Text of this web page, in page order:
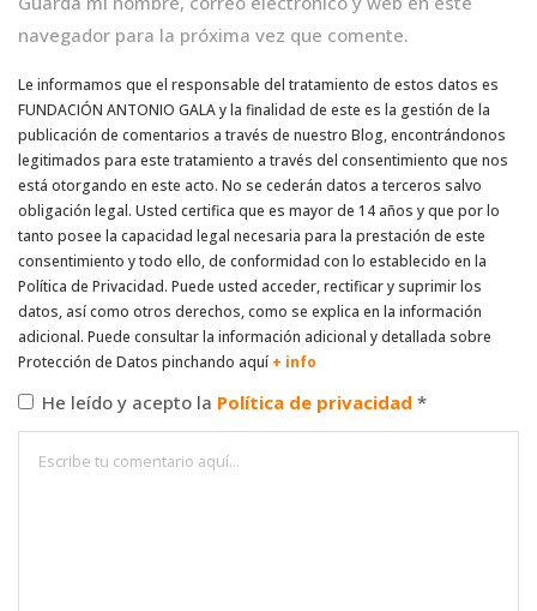
navegador para la próxima vez que comente.
Le informamos que el responsable del tratamiento de estos datos es
FUNDACIÓN ANTONIO GALA y la finalidad de este es la gestión de la
publicación de comentarios a través de nuestro Blog, encontrándonos
legitimados para este tratamiento a través del consentimiento que nos
está otorgando en este acto. No se cederán datos a terceros salvo
obligación legal. Usted certifica que es mayor de 14 años y que por lo
tanto posee la capacidad legal necesaria para la prestación de este
consentimiento y todo ello, de conformidad con lo establecido en la
Política de Privacidad. Puede usted acceder, rectificar y suprimir los
datos, así como otros derechos, como se explica en la información
adicional. Puede consultar la información adicional y detallada sobre
Protección de Datos pinchando aquí + info
He leído y acepto la Política de privacidad *